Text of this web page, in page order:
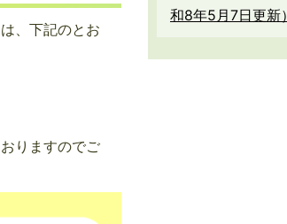
、下記のとお
りますのでご
和8年5月7日更新）